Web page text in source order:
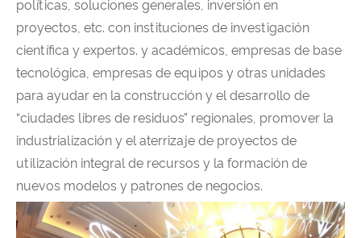
políticas, soluciones generales, inversión en
proyectos, etc. con instituciones de investigación
científica y expertos. y académicos, empresas de base
tecnológica, empresas de equipos y otras unidades
para ayudar en la construcción y el desarrollo de
“ciudades libres de residuos” regionales, promover la
industrialización y el aterrizaje de proyectos de
utilización integral de recursos y la formación de
nuevos modelos y patrones de negocios.